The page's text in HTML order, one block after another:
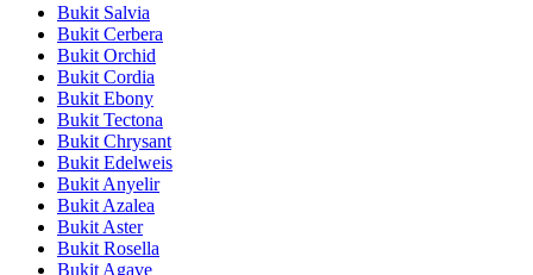
Bukit Salvia
Bukit Cerbera
Bukit Orchid
Bukit Cordia
Bukit Ebony
Bukit Tectona
Bukit Chrysant
Bukit Edelweis
Bukit Anyelir
Bukit Azalea
Bukit Aster
Bukit Rosella
Bukit Agave